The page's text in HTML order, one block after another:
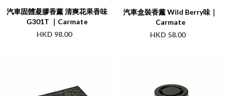
汽車固體凝膠香薰 清爽花果香味
G301T ｜Carmate
HKD 98.00
汽車盒裝香薰 Wild Berry味｜
Carmate
HKD 58.00